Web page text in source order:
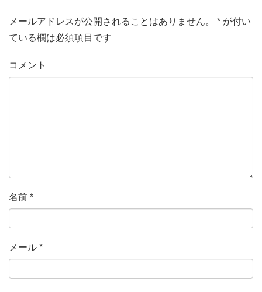
メールアドレスが公開されることはありません。 * が付い
ている欄は必須項目です
コメント
名前 *
メール *